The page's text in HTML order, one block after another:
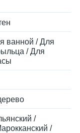
ванной / Для
/ Для
/
/